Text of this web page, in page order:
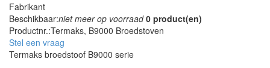
Fabrikant
Beschikbaar:niet meer op voorraad 0 product(en)
Productnr.:Termaks, B9000 Broedstoven
Stel een vraag
Termaks broedstoof B9000 serie